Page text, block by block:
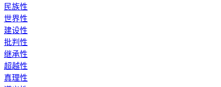
民族性
世界性
建设性
批判性
继承性
超越性
真理性